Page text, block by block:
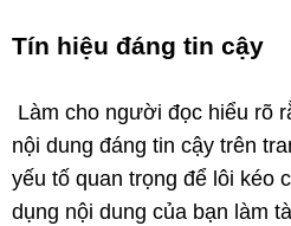
Tín hiệu đáng tin cậy
Làm cho người đọc hiểu rõ
nội dung đáng tin cậy trên
yếu tố quan trọng để lôi kéo
dụng nội dung của bạn làm